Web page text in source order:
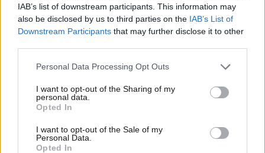
IAB’s list of downstream participants. This information may
also be disclosed by us to third parties on the IAB’s List of
Downstream Participants that may further disclose it to other
Please note that this website/app uses one or more Google
not limited to your visit or usage behaviour. You may click to
grant or deny consent to Google and its third-party tags to
use your data for below specified purposes in below Google
consent section.
Personal Data Processing Opt Outs
I want to opt-out of the Sharing of my
personal data.
Opted In
I want to opt-out of the Sale of my
Personal Data.
Opted In
29·03·2025 09:06
Καρφιά Πολάκη σε Τσίπρα, η στροφή Κασσελάκη στο
κέντρο και μια ιστορία από την εποχή της